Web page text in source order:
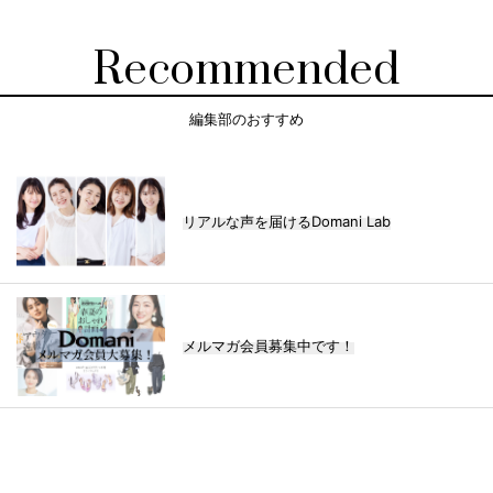
Recommended
編集部のおすすめ
リアルな声を届けるDomani Lab
メルマガ会員募集中です！